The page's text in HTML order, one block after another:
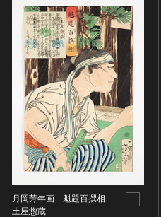
月岡芳年画 魁題百撰相
土屋惣蔵
新石器 [中国]
夏 [中国]
殷（商） [中国]
周 [中国]
春秋時代 [中国]
戦国時代 [中国]
秦 [中国]
漢 [中国]
晋 [中国]
金工
漆工
染織
陶磁
ガラス
その他
その他の美術
写真
デザイン
書
特別名勝
特別天然記念物
重要文化的景観
重要伝統的建造物群保存
選定保存技術
未指定
有形文化財(建造物)
有形文化財(美術工芸品)
無形文化財
民俗文化財(有形民俗文化
民俗文化財(無形民俗文化
IN COPYRIGHT（著作権
IN COPYRIGHT - EU
EU孤児著作物）
IN COPYRIGHT -
PERMITTED（著作権あ
IN COPYRIGHT -
PERMITTED（著作権あ
IN COPYRIGHT -
OR UNIDENTIFIABLE（
NO COPYRIGHT -
RESTRICTIONS（著作権
NO COPYRIGHT -
作権なし-非営利目的のみ
連想検
20件で表示